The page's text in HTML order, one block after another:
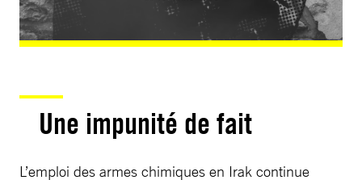
Une impunité de fait
L’emploi des armes chimiques en Irak continue